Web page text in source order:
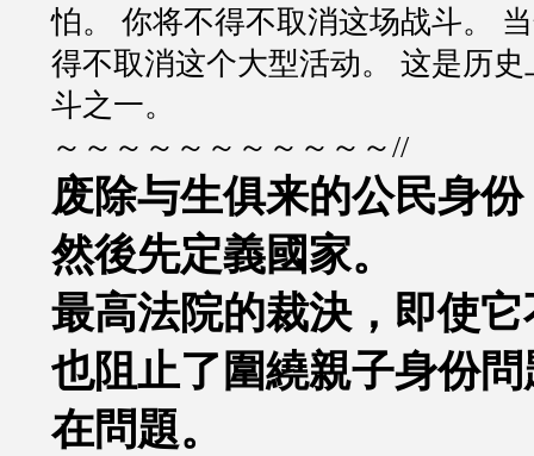
怕。 你将不得不取消这场战斗。
得不取消这个大型活动。 这是历
斗之一。
～～～～～～～～～～～//
废除与生俱来的公民身
然後先定義國家。
最高法院的裁決，即使
也阻止了圍繞親子身份
在問題。